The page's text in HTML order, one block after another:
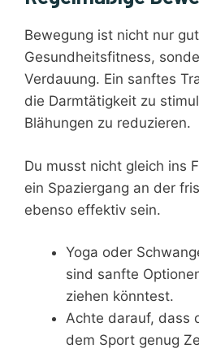
Bewegung ist nicht nur
Gesundheitsfitness,
Verdauung. Ein sanftes
die Darmtätigkeit zu
Blähungen zu reduzieren.
Du musst nicht gleich ins
ein Spaziergang an der
ebenso effektiv sein.
Yoga oder
sind sanfte
ziehen könntest.
Achte darauf, dass
dem Sport genug